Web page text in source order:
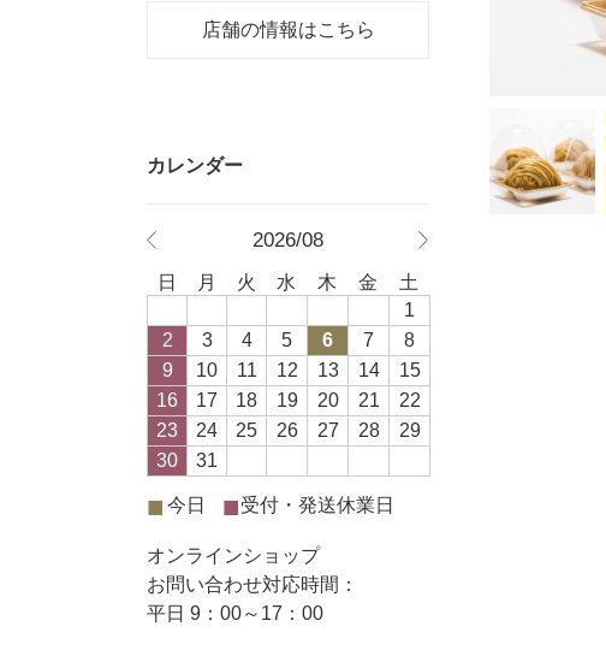
店舗の情報はこちら
2026/08
日 月 火 水 木 金
土
1
2
3 4 5 6 7
8
9
10 11 12 13 14
15
16
17 18 19 20 21
22
23
24 25 26 27 28
29
30
31
■ 今日 ■受付・発送休業日
オンラインショップ
お問い合わせ対応時間：
平日 9：00～17：00